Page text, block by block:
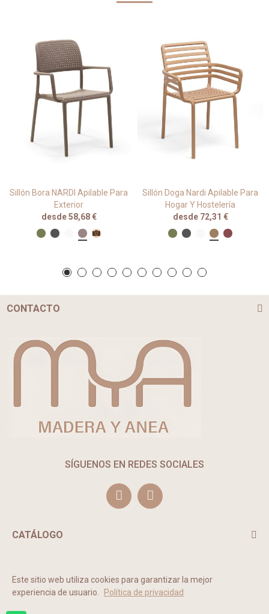
Sillón Bora NARDI Apilable Para
Exterior
desde 58,68 €
Sillón Doga Nardi Apilable Para
Hogar Y Hostelería
desde 72,31 €
CONTACTO
SÍGUENOS EN REDES SOCIALES
CATÁLOGO
Este sitio web utiliza cookies para garantizar la mejor
experiencia de usuario.
Política de privacidad